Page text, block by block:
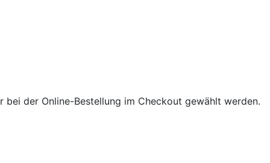
der Online-Bestellung im Checkout gewählt werden.